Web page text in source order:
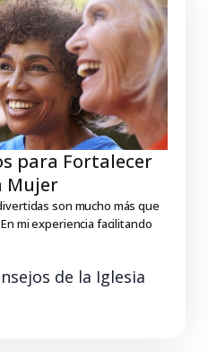
para Fortalecer
Mujer
son mucho más que
mi experiencia facilitando
de la Iglesia